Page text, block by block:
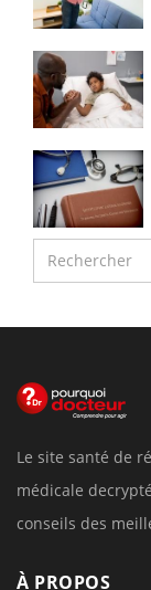
Le site santé de
médicale
conseils des
À PROPOS